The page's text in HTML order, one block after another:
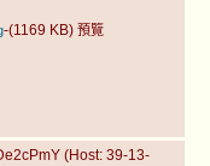
-(1169 KB) 預覽
(Host: 39-13-